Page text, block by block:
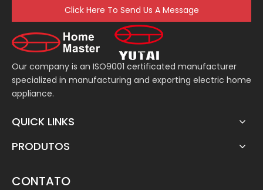
Click Here To Send Us A Message
Our company is an ISO9001 certificated manufacturer
specialized in manufacturing and exporting electric home
appliance.
QUICK LINKS
PRODUTOS
CONTATO